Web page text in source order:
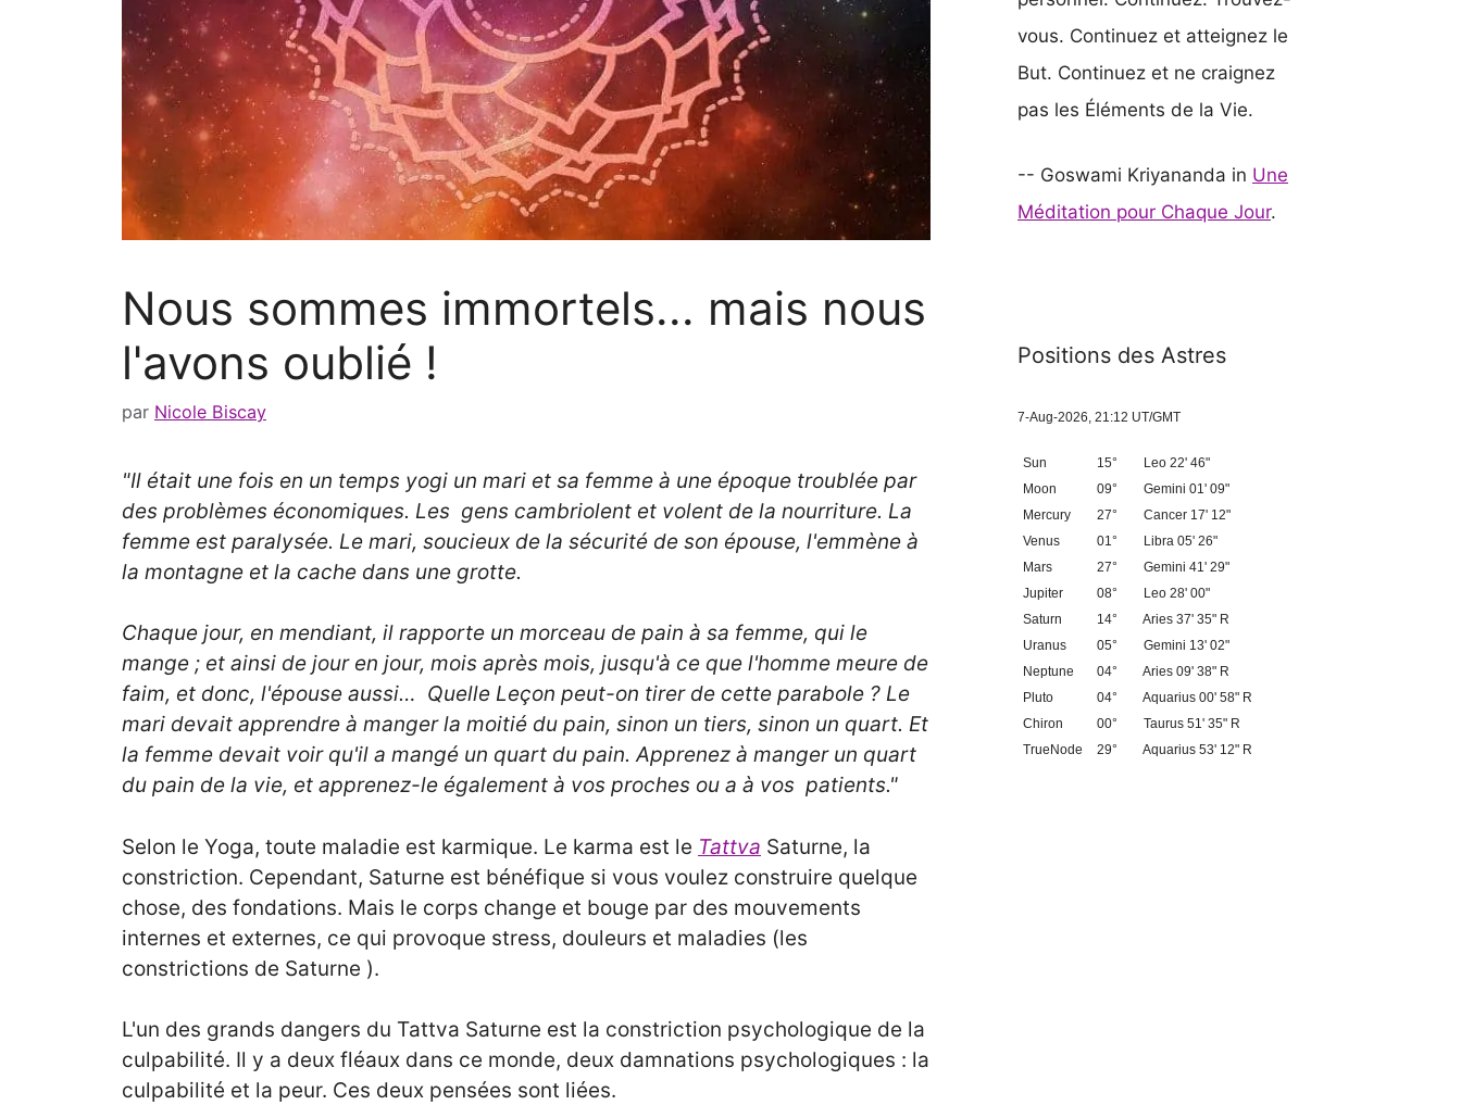
Nous sommes immortels... mais nous
l'avons oublié !
par Nicole Biscay
"Il était une fois en un temps yogi un mari et sa femme à une époque troublée par
des problèmes économiques. Les gens cambriolent et volent de la nourriture. La
femme est paralysée. Le mari, soucieux de la sécurité de son épouse, l'emmène à
la montagne et la cache dans une grotte.
Chaque jour, en mendiant, il rapporte un morceau de pain à sa femme, qui le
mange ; et ainsi de jour en jour, mois après mois, jusqu'à ce que l'homme meure de
faim, et donc, l'épouse aussi… Quelle Leçon peut-on tirer de cette parabole ? Le
mari devait apprendre à manger la moitié du pain, sinon un tiers, sinon un quart. Et
la femme devait voir qu'il a mangé un quart du pain. Apprenez à manger un quart
du pain de la vie, et apprenez-le également à vos proches ou a à vos patients."
Selon le Yoga, toute maladie est karmique. Le karma est le Tattva Saturne, la
constriction. Cependant, Saturne est bénéfique si vous voulez construire quelque
chose, des fondations. Mais le corps change et bouge par des mouvements
internes et externes, ce qui provoque stress, douleurs et maladies (les
constrictions de Saturne ).
L'un des grands dangers du Tattva Saturne est la constriction psychologique de la
culpabilité. Il y a deux fléaux dans ce monde, deux damnations psychologiques : la
culpabilité et la peur. Ces deux pensées sont liées.
vous. Continuez et atteignez le
But. Continuez et ne craignez
pas les Éléments de la Vie.
-- Goswami Kriyananda in Une
Méditation pour Chaque Jour.
Positions des Astres
7-Aug-2026, 21:12 UT/GMT
Sun 15°
Leo 22' 46"
Moon
09°
Gemini 01' 09"
Mercury
27°
Cancer 17' 12"
Venus
01°
Libra 05' 26"
Mars
27°
Gemini 41' 29"
Jupiter
08°
Leo 28' 00"
Saturn
14°
Aries 37' 35" R
Uranus
05°
Gemini 13' 02"
Neptune
04°
Aries 09' 38" R
Pluto
04°
Aquarius 00' 58" R
Chiron
00°
Taurus 51' 35" R
TrueNode
29° Aquarius 53' 12" R